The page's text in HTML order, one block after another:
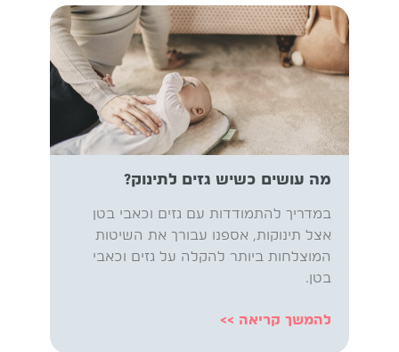
מה עושים כשיש גזים לתינוק?
במדריך להתמודדות עם גזים וכאבי בטן
אצל תינוקות, אספנו עבורך את השיטות
המוצלחות ביותר להקלה על גזים וכאבי
בטן.
להמשך קריאה >>